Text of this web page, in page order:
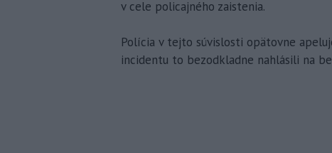
v cele policajného zaistenia.
Polícia v tejto súvislosti opätovne
incidentu to bezodkladne nahlásili na